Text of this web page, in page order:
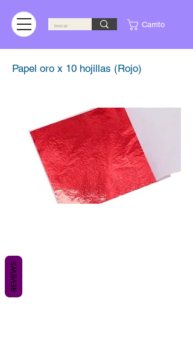
Carrito
Papel oro x 10 hojillas (Rojo)
REVIEWS